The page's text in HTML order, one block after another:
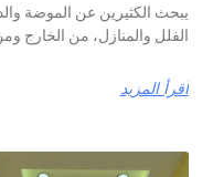
الكثيرين عن الموضة
والمنازل، من الخارج ومن
المزيد